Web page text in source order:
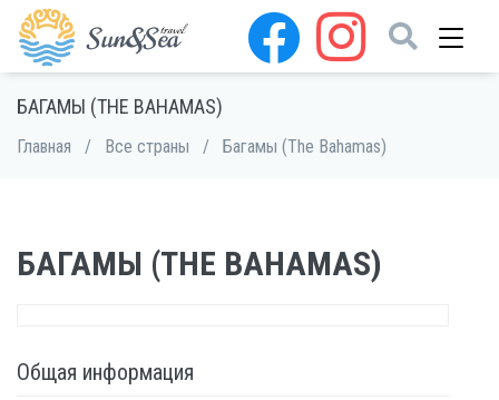
БАГАМЫ (THE BAHAMAS)
Главная / Все страны / Багамы (The Bahamas)
БАГАМЫ (THE BAHAMAS)
Общая информация